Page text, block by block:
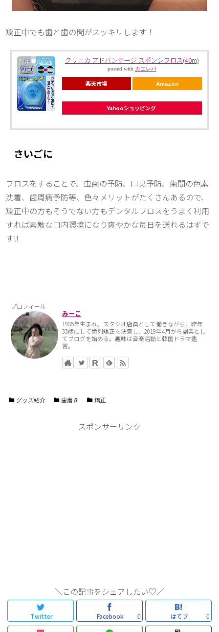
矯正中でも歯と歯の間がスッキリします！
クリニカ アドバンテージ スポンジフロス(40m)
posted with カエレバ
楽天市場 Amazon
Yahooショッピング
さいごに
フロスをすることで、虫歯の予防、口臭予防、歯間の色素
沈着、歯周病予防等、色々メリットがたくさんあるので、
矯正中の方もそうでない方もデンタルフロスをうまく利用
すれば素敵な口内環境になり爽やかな毎日を送れるはずで
す!!
プロフィール
みーこ
1985年生まれ。スタジオ店員として働きながら、昨年
33歳にして歯列矯正を決意し、2019年4月から副業とし
てブログを始める。趣味は音楽活動と韓国ドラマ鑑
賞。
グッズ紹介 歯磨き 矯正
スポンサーリンク
＼この記事をシェアしたい♡／
Twitter Facebook 0 はてブ 0